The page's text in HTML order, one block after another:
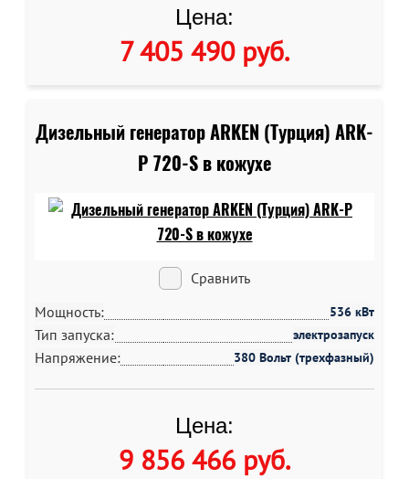
Цена:
7 405 490 руб.
Дизельный генератор ARKEN (Турция) ARK-
P 720-S в кожухе
Сравнить
Мощность:
536 кВт
Тип запуска: электрозапуск
Напряжение: 380 Вольт (трехфазный)
Цена:
9 856 466 руб.